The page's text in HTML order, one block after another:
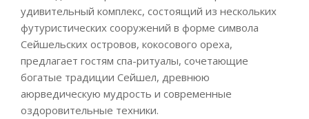
удивительный комплекс, состоящий из нескольких
футуристических сооружений в форме символа
Сейшельских островов, кокосового ореха,
предлагает гостям спа-ритуалы, сочетающие
богатые традиции Сейшел, древнюю
аюрведическую мудрость и современные
оздоровительные техники.